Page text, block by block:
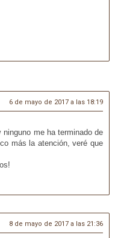
6 de mayo de 2017 a las 18:19
me ha terminado de
más la atención, veré que
8 de mayo de 2017 a las 21:36